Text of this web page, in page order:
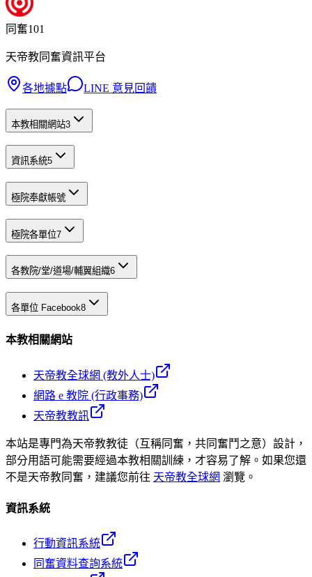
同奮101
天帝教同奮資訊平台
各地據點 LINE 意見回饋
本教相關網站3
資訊系統5
極院奉獻帳號
極院各單位7
各教院/堂/道場/輔翼組織6
各單位 Facebook8
本教相關網站
天帝教全球網 (教外人士)
網路 e 教院 (行政事務)
天帝教教訊
本站是專門為天帝教教徒（互稱同奮，共同奮鬥之意）設計，
部分用語可能需要經過本教相關訓練，才容易了解。如果您還
不是天帝教同奮，建議您前往 天帝教全球網 瀏覽。
資訊系統
行動資訊系統
同奮資料查詢系統